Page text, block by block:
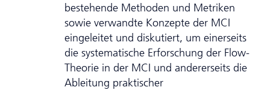
bestehende Methoden und Metriken
sowie verwandte Konzepte der MCI
eingeleitet und diskutiert, um einerseits
die systematische Erforschung der Flow-
Theorie in der MCI und andererseits die
Ableitung praktischer